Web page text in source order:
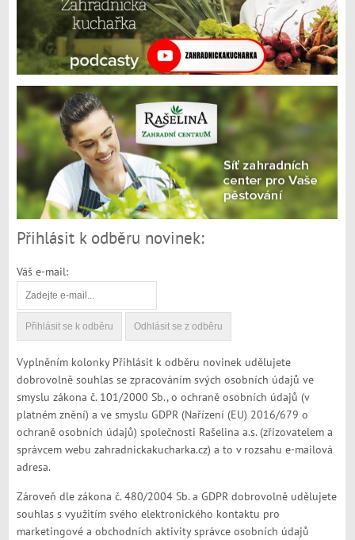
Přihlásit k odběru novinek:
Váš e-mail:
Vyplněním kolonky Přihlásit k odběru novinek udělujete
dobrovolně souhlas se zpracováním svých osobních údajů ve
smyslu zákona č. 101/2000 Sb., o ochraně osobních údajů (v
platném znění) a ve smyslu GDPR (Nařízení (EU) 2016/679 o
ochraně osobních údajů) společnosti Rašelina a.s. (zřizovatelem a
správcem webu zahradnickakucharka.cz) a to v rozsahu e-mailová
adresa.
Zároveň dle zákona č. 480/2004 Sb. a GDPR dobrovolně udělujete
souhlas s využitím svého elektronického kontaktu pro
marketingové a obchodních aktivity správce osobních údajů